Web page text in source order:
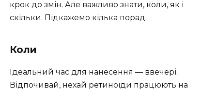
крок до змін. Але важливо знати, коли, як і
скільки. Підкажемо кілька порад.
Коли
Ідеальний час для нанесення — ввечері.
Відпочивай, нехай ретиноїди працюють на